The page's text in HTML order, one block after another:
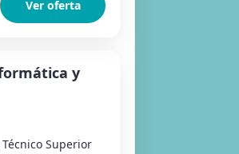
Ver oferta
y
Superior